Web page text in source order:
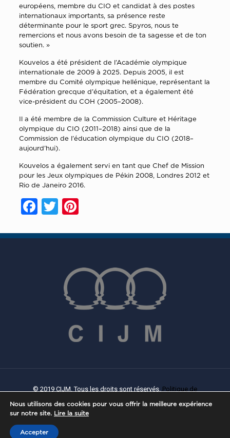
européens, membre du CIO et candidat à des postes
internationaux importants, sa présence reste
déterminante pour le sport grec. Spyros, nous te
remercions et nous avons besoin de ta sagesse et de ton
soutien. »
Kouvelos a été président de l’Académie olympique
internationale de 2009 à 2025. Depuis 2005, il est
membre du Comité olympique hellénique, représentant la
Fédération grecque d’équitation, et a également été
vice-président du COH (2005–2008).
Il a été membre de la Commission Culture et Héritage
olympique du CIO (2011–2018) ainsi que de la
Commission de l’éducation olympique du CIO (2018–
aujourd’hui).
Kouvelos a également servi en tant que Chef de Mission
pour les Jeux olympiques de Pékin 2008, Londres 2012 et
Rio de Janeiro 2016.
Facebook
TwitterPinterest
© 2019 CIJM. Tous les droits sont réservés. Politique de
Nous utilisons des cookies pour vous offrir la meilleure expérience
sur notre site. Lire la suite
Accepter